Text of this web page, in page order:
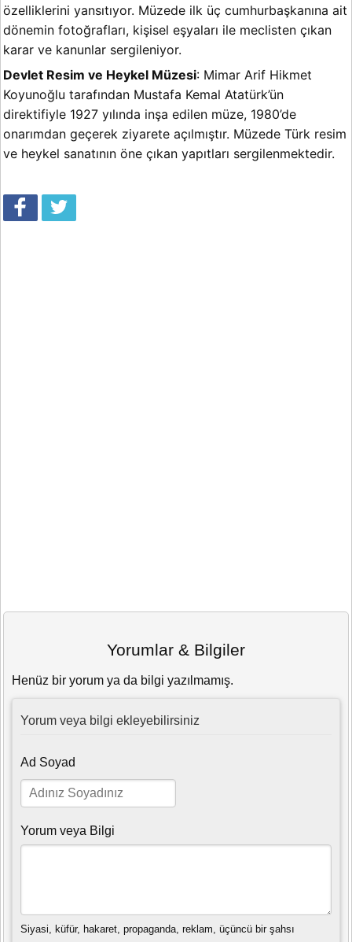
özelliklerini yansıtıyor. Müzede ilk üç cumhurbaşkanına ait
dönemin fotoğrafları, kişisel eşyaları ile meclisten çıkan
karar ve kanunlar sergileniyor.
Devlet Resim ve Heykel Müzesi: Mimar Arif Hikmet
Koyunoğlu tarafından Mustafa Kemal Atatürk’ün
direktifiyle 1927 yılında inşa edilen müze, 1980’de
onarımdan geçerek ziyarete açılmıştır. Müzede Türk resim
ve heykel sanatının öne çıkan yapıtları sergilenmektedir.
Yorumlar & Bilgiler
Henüz bir yorum ya da bilgi yazılmamış.
Yorum veya bilgi ekleyebilirsiniz
Ad Soyad
Yorum veya Bilgi
Siyasi, küfür, hakaret, propaganda, reklam, üçüncü bir şahsı